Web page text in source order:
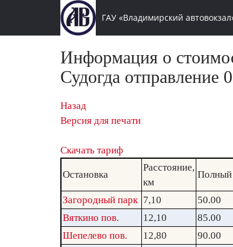
ГАУ «Владимирский
Информация о
Судогда отправление
Назад
Версия для печати
Скачать тариф
Остановка
Расстояние,
км
Полный
Загородный парк 7,10 50.00
Вяткино пов.
12,10 85.00
Шепелево пов.
12,80 90.00